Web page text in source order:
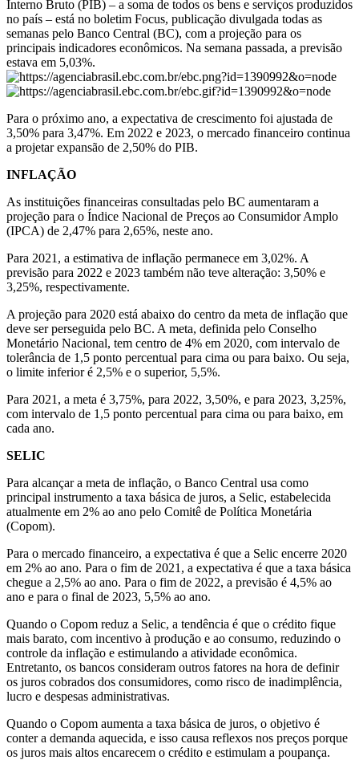
Interno Bruto (PIB) – a soma de todos os bens e serviços produzidos
no país – está no boletim Focus, publicação divulgada todas as
semanas pelo Banco Central (BC), com a projeção para os
principais indicadores econômicos. Na semana passada, a previsão
estava em 5,03%.
Para o próximo ano, a expectativa de crescimento foi ajustada de
3,50% para 3,47%. Em 2022 e 2023, o mercado financeiro continua
a projetar expansão de 2,50% do PIB.
INFLAÇÃO
As instituições financeiras consultadas pelo BC aumentaram a
projeção para o Índice Nacional de Preços ao Consumidor Amplo
(IPCA) de 2,47% para 2,65%, neste ano.
Para 2021, a estimativa de inflação permanece em 3,02%. A
previsão para 2022 e 2023 também não teve alteração: 3,50% e
3,25%, respectivamente.
A projeção para 2020 está abaixo do centro da meta de inflação que
deve ser perseguida pelo BC. A meta, definida pelo Conselho
Monetário Nacional, tem centro de 4% em 2020, com intervalo de
tolerância de 1,5 ponto percentual para cima ou para baixo. Ou seja,
o limite inferior é 2,5% e o superior, 5,5%.
Para 2021, a meta é 3,75%, para 2022, 3,50%, e para 2023, 3,25%,
com intervalo de 1,5 ponto percentual para cima ou para baixo, em
cada ano.
SELIC
Para alcançar a meta de inflação, o Banco Central usa como
principal instrumento a taxa básica de juros, a Selic, estabelecida
atualmente em 2% ao ano pelo Comitê de Política Monetária
(Copom).
Para o mercado financeiro, a expectativa é que a Selic encerre 2020
em 2% ao ano. Para o fim de 2021, a expectativa é que a taxa básica
chegue a 2,5% ao ano. Para o fim de 2022, a previsão é 4,5% ao
ano e para o final de 2023, 5,5% ao ano.
Quando o Copom reduz a Selic, a tendência é que o crédito fique
mais barato, com incentivo à produção e ao consumo, reduzindo o
controle da inflação e estimulando a atividade econômica.
Entretanto, os bancos consideram outros fatores na hora de definir
os juros cobrados dos consumidores, como risco de inadimplência,
lucro e despesas administrativas.
Quando o Copom aumenta a taxa básica de juros, o objetivo é
conter a demanda aquecida, e isso causa reflexos nos preços porque
os juros mais altos encarecem o crédito e estimulam a poupança.